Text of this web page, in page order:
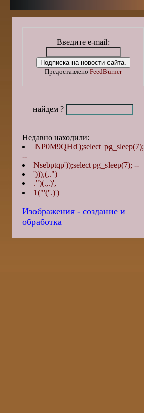
Введите e-mail:
Предоставлено FeedBurner
найдем ?
Недавно находили:
NP0M9QHd');select pg_sleep(7);
--
Nsebptqp'));select pg_sleep(7); --
'))),(,.")
.")(.,.)',
1("'(''.)')
Изображения - создание и
обработка